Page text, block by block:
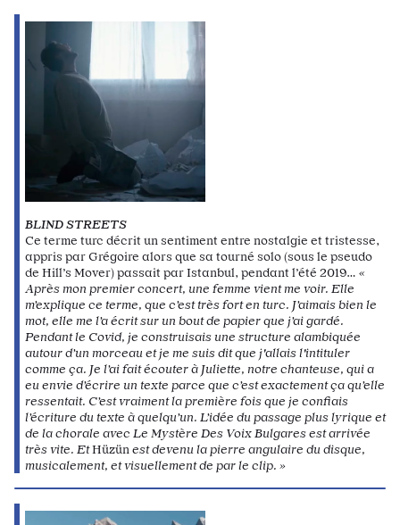
BLIND STREETS
Ce terme turc décrit un sentiment entre nostalgie et tristesse,
appris par Grégoire alors que sa tourné solo (sous le pseudo
de Hill’s Mover) passait par Istanbul, pendant l’été 2019… «
Après mon premier concert, une femme vient me voir. Elle
m’explique ce terme, que c’est très fort en turc. J’aimais bien le
mot, elle me l’a écrit sur un bout de papier que j’ai gardé.
Pendant le Covid, je construisais une structure alambiquée
autour d’un morceau et je me suis dit que j'allais l'intituler
comme ça. Je l’ai fait écouter à Juliette, notre chanteuse, qui a
eu envie d’écrire un texte parce que c’est exactement ça qu’elle
ressentait. C’est vraiment la première fois que je confiais
l’écriture du texte à quelqu’un. L’idée du passage plus lyrique et
de la chorale avec Le Mystère Des Voix Bulgares est arrivée
très vite. EtHüzün est devenu la pierre angulaire du disque,
musicalement, et visuellement de par le clip. »